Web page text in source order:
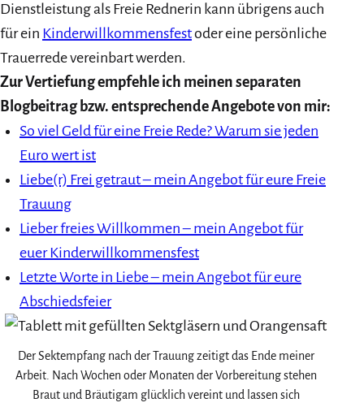
Dienstleistung als Freie Rednerin kann übrigens auch
für ein Kinderwillkommensfestoder eine persönliche
Trauerrede vereinbart werden.
Zur Vertiefung empfehle ich meinen separaten
Blogbeitrag bzw. entsprechende Angebote von mir:
So viel Geld für eine Freie Rede? Warum sie jeden
Euro wert ist
Liebe(r) Frei getraut – mein Angebot für eure Freie
Trauung
Lieber freies Willkommen – mein Angebot für
euer Kinderwillkommensfest
Letzte Worte in Liebe – mein Angebot für eure
Abschiedsfeier
Der Sektempfang nach der Trauung zeitigt das Ende meiner
Arbeit. Nach Wochen oder Monaten der Vorbereitung stehen
Braut und Bräutigam glücklich vereint und lassen sich